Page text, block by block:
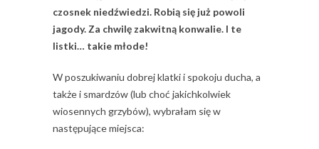
czosnek niedźwiedzi. Robią się już powoli
jagody. Za chwilę zakwitną konwalie. I te
listki… takie młode!
W poszukiwaniu dobrej klatki i spokoju ducha, a
także i smardzów (lub choć jakichkolwiek
wiosennych grzybów), wybrałam się w
następujące miejsca: